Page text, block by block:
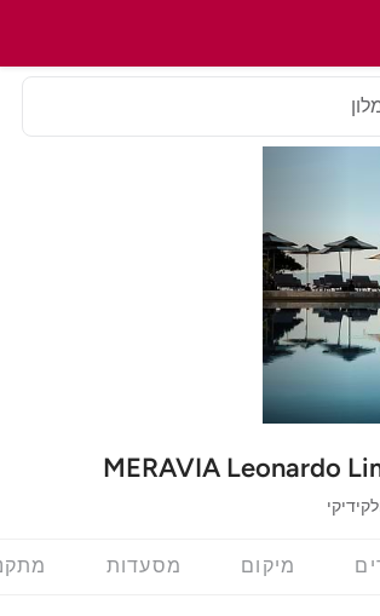
MERAVIA Leonardo
מיקום מסעדות